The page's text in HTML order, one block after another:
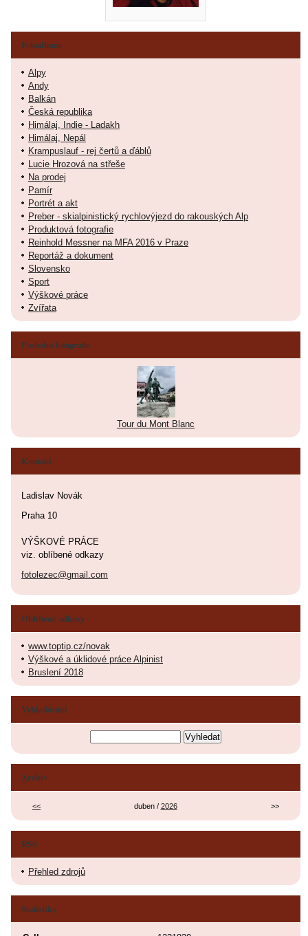
Fotoalbum
Alpy
Andy
Balkán
Česká republika
Himálaj, Indie - Ladakh
Himálaj, Nepál
Krampuslauf - rej čertů a ďáblů
Lucie Hrozová na střeše
Na prodej
Pamír
Portrét a akt
Preber - skialpinistický rychlovýjezd do rakouských Alp
Produktová fotografie
Reinhold Messner na MFA 2016 v Praze
Reportáž a dokument
Slovensko
Sport
Výškové práce
Zvířata
Poslední fotografie
Tour du Mont Blanc
Kontakt
Ladislav Novák
Praha 10
VÝŠKOVÉ PRÁCE
viz. oblíbené odkazy
fotolezec@gmail.com
Oblíbené odkazy
www.toptip.cz/novak
Výškové a úklidové práce Alpinist
Bruslení 2018
Vyhledávání
Archiv
<< duben / 2026 >>
RSS
Přehled zdrojů
Statistiky